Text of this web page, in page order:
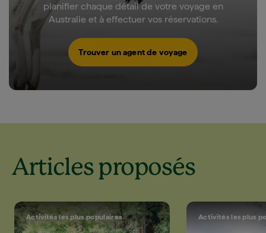
planifier chaque détail de votre voyage en
Australie et à effectuer vos réservations.
Trouver un agent de voyage
Articles proposés
Activités les plus populaires Activités les plus